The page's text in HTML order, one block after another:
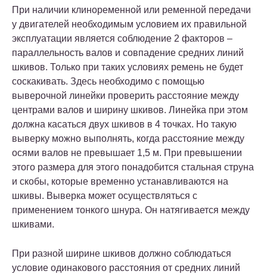
При наличии клиноременной или ременной передачи
у двигателей необходимым условием их правильной
эксплуатации является соблюдение 2 факторов –
параллельность валов и совпадение средних линий
шкивов. Только при таких условиях ремень не будет
соскакивать. Здесь необходимо с помощью
выверочной линейки проверить расстояние между
центрами валов и ширину шкивов. Линейка при этом
должна касаться двух шкивов в 4 точках. Но такую
выверку можно выполнять, когда расстояние между
осями валов не превышает 1,5 м. При превышении
этого размера для этого понадобится стальная струна
и скобы, которые временно устанавливаются на
шкивы. Выверка может осуществляться с
применением тонкого шнура. Он натягивается между
шкивами.
При разной ширине шкивов должно соблюдаться
условие одинакового расстояния от средних линий